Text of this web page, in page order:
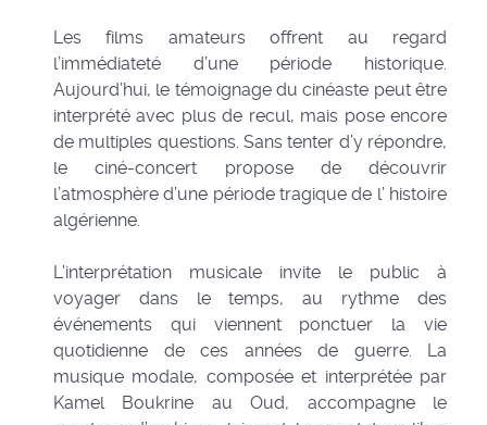
Les films amateurs offrent au regard
l’immédiateté d’une période historique.
Aujourd’hui, le témoignage du cinéaste peut être
interprété avec plus de recul, mais pose encore
de multiples questions. Sans tenter d’y répondre,
le ciné-concert propose de découvrir
l’atmosphère d’une période tragique de l’ histoire
algérienne.
L’interprétation musicale invite le public à
voyager dans le temps, au rythme des
événements qui viennent ponctuer la vie
quotidienne de ces années de guerre. La
musique modale, composée et interprétée par
Kamel Boukrine au Oud, accompagne le